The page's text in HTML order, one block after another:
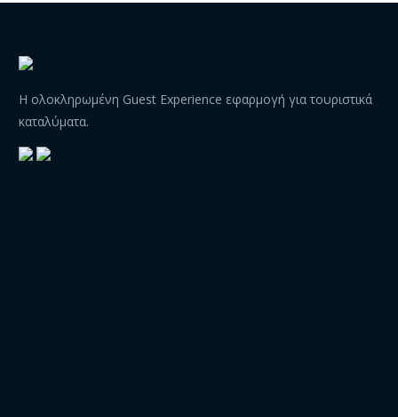
Η ολοκληρωμένη Guest Experience εφαρμογή για τουριστικά
καταλύματα.